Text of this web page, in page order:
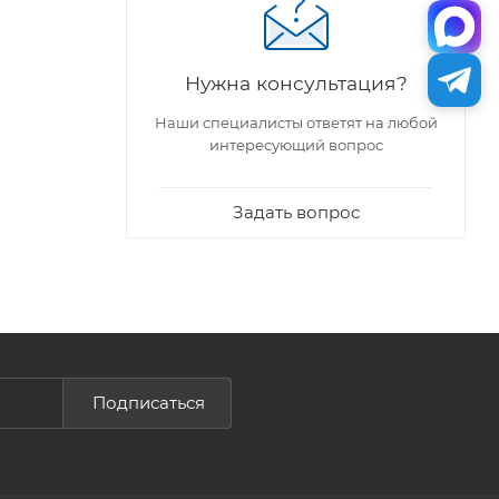
Нужна консультация?
Наши специалисты ответят на любой
интересующий вопрос
Задать вопрос
Подписаться